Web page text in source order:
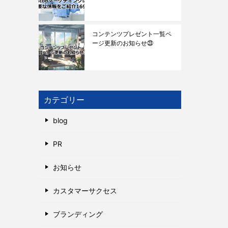
コンテンツプレゼント一覧ペ
ージ更新のお知らせ㉓
カテゴリー
blog
PR
お知らせ
カスタマーサクセス
ブランディング